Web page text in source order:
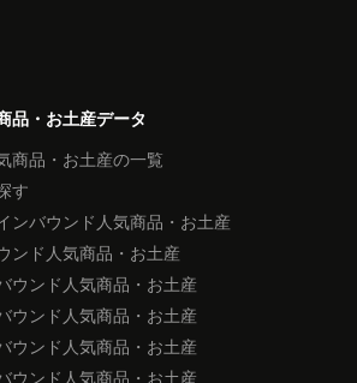
品・お土産データ
商品・お土産の一覧
す
ンバウンド人気商品・お土産
ンド人気商品・お土産
ウンド人気商品・お土産
ウンド人気商品・お土産
ウンド人気商品・お土産
ウンド人気商品・お土産